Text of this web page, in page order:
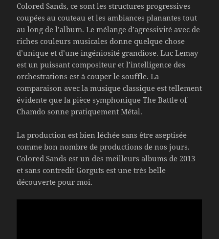
Colored Sands, ce sont les structures progressives
coupées au couteau et les ambiances planantes tout
au long de l’album. Le mélange d’agressivité avec de
riches couleurs musicales donne quelque chose
d’unique et d’une ingéniosité grandiose. Luc Lemay
est un puissant compositeur et l’intelligence des
orchestrations est à couper le souffle. La
comparaison avec la musique classique est tellement
évidente que la pièce symphonique The Battle of
Chamdo sonne pratiquement Métal.
La production est bien léchée sans être aseptisée
comme bon nombre de productions de nos jours.
Colored Sands est un des meilleurs albums de 2013
et sans contredit Gorguts est une très belle
découverte pour moi.